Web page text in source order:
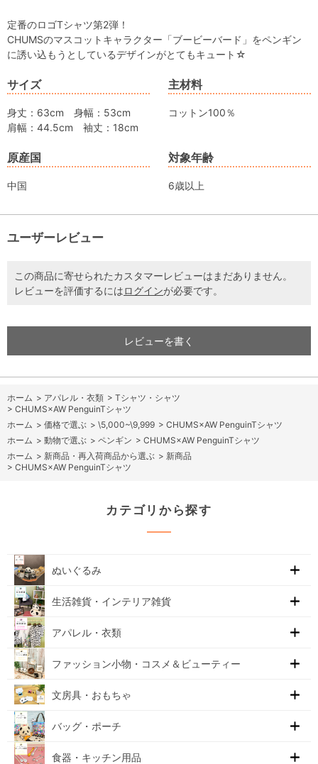
定番のロゴTシャツ第2弾！
CHUMSのマスコットキャラクター「ブービーバード」をペンギン
に誘い込もうとしているデザインがとてもキュート☆
サイズ
身丈：63cm 身幅：53cm
肩幅：44.5cm 袖丈：18cm
主材料
コットン100％
原産国
中国
対象年齢
6歳以上
ユーザーレビュー
この商品に寄せられたカスタマーレビューはまだありません。
レビューを評価するにはログインが必要です。
レビューを書く
ホーム > アパレル・衣類 > Tシャツ・シャツ
> CHUMS×AW PenguinTシャツ
ホーム > 価格で選ぶ > \5,000~\9,999 > CHUMS×AW PenguinTシャツ
ホーム > 動物で選ぶ > ペンギン > CHUMS×AW PenguinTシャツ
ホーム > 新商品・再入荷商品から選ぶ > 新商品
> CHUMS×AW PenguinTシャツ
カテゴリから探す
ぬいぐるみ
生活雑貨・インテリア雑貨
アパレル・衣類
ファッション小物・コスメ＆ビューティー
文房具・おもちゃ
バッグ・ポーチ
食器・キッチン用品